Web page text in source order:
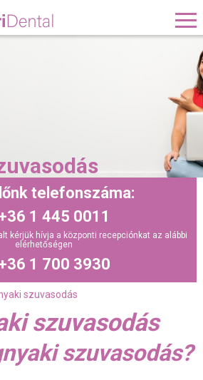
telefonszáma:
1 445 0011
kérjük hívja a központi recepciónkat az alábbi
elérhetőségen
1 700 3930
szuvasodás
szuvasodás
szuvasodás?